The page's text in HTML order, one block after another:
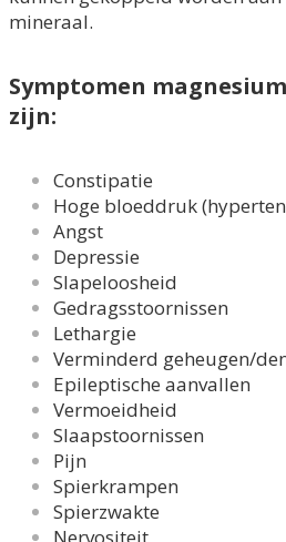
mineraal.
Symptomen
zijn:
Constipatie
Hoge bloeddruk
Angst
Depressie
Slapeloosheid
Gedragsstoornissen
Lethargie
Verminderd geheugen/
Epileptische aanvallen
Vermoeidheid
Slaapstoornissen
Pijn
Spierkrampen
Spierzwakte